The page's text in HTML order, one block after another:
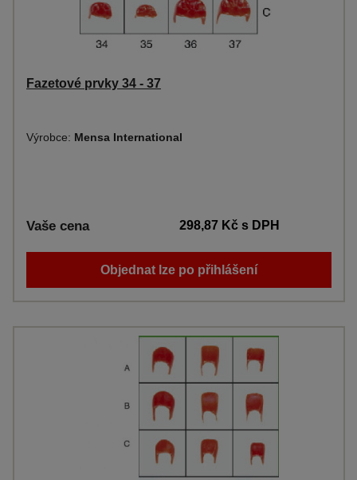
Fazetové prvky 34 - 37
Výrobce: Mensa International
Vaše cena 298,87 Kčs DPH
Objednat lze po přihlášení